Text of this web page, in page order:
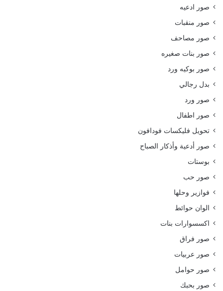
صور ادعيه
صور منقبات
صور مصاحف
صور بنات صغيره
صور بوكيه ورد
بدل رجالي
صور ورد
صور اطفال
تحويل فليكسات فودافون
صور أدعية وأذكار الصباح
بوستات
صور حب
فوازير وحلها
الوان حوائط
اكسسوارات بنات
صور فراق
صور عربيات
صور حوامل
صور بحبك